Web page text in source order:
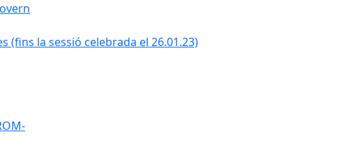
(fins la sessió celebrada el 26.01.23)